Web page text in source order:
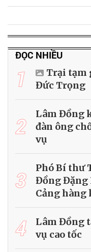
ĐỌC NHIỀU
1
Trại tạm
Đức Trọng
2
Lâm Đồng
đàn ông
vụ
3
Phó Bí thư
Đồng Đặng
Cảng
4
Lâm Đồng
vụ cao tốc